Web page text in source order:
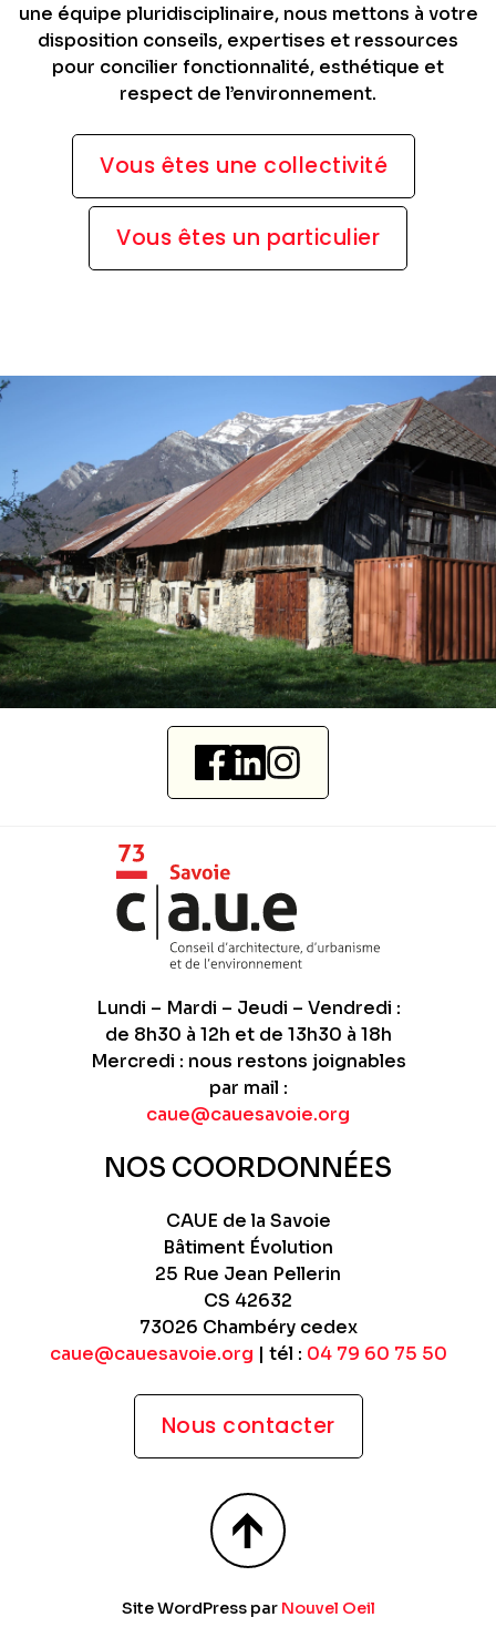
une équipe pluridisciplinaire, nous mettons à votre
disposition conseils, expertises et ressources
pour concilier fonctionnalité, esthétique et
respect de l’environnement.
Vous êtes une collectivité
Vous êtes un particulier
Lundi – Mardi – Jeudi – Vendredi :
de 8h30 à 12h et de 13h30 à 18h
Mercredi : nous restons joignables
par mail :
caue@cauesavoie.org
NOS COORDONNÉES
CAUE de la Savoie
Bâtiment Évolution
25 Rue Jean Pellerin
CS 42632
73026 Chambéry cedex
caue@cauesavoie.org | tél : 04 79 60 75 50
Nous contacter
Site WordPress par Nouvel Oeil